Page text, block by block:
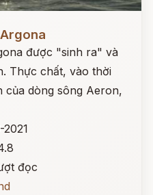
được "sinh ra" và
Thực chất, vào thời
của dòng sông Aeron,
2021
đọc